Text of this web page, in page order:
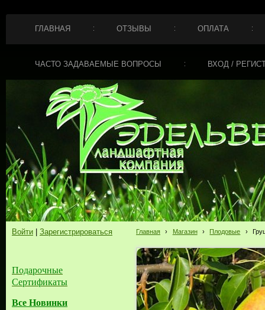
ГЛАВНАЯ ОТЗЫВЫ ОПЛАТА
ЧАСТО ЗАДАВАЕМЫЕ ВОПРОСЫ ВХОД /
Войти Зарегистрироваться
Подарочные
Сертификаты
Все Новинки
Главная › Магазин › Плодовые ›